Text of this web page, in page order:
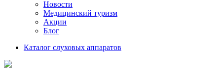
Новости
Медицинский туризм
Акции
Блог
Каталог слуховых аппаратов